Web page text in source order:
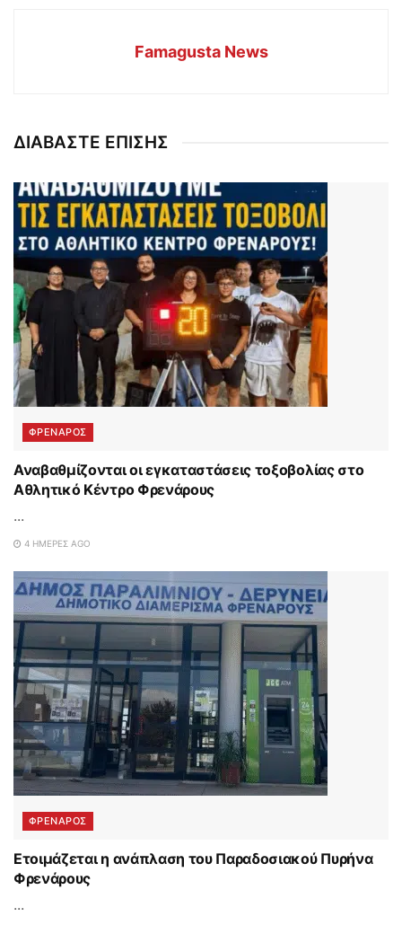
Famagusta News
ΔΙΑΒΑΣΤΕ ΕΠΙΣΗΣ
ΦΡΕΝΑΡΟΣ
Αναβαθμίζονται οι εγκαταστάσεις τοξοβολίας στο
Αθλητικό Κέντρο Φρενάρους
...
4 ΗΜΈΡΕΣ AGO
ΦΡΕΝΑΡΟΣ
Ετοιμάζεται η ανάπλαση του Παραδοσιακού Πυρήνα
Φρενάρους
...